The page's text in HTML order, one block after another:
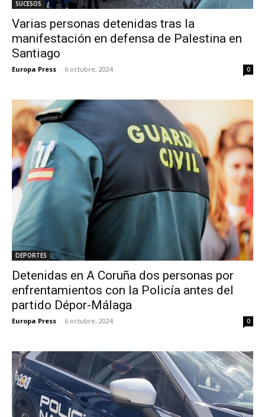
SUCESOS
Varias personas detenidas tras la
manifestación en defensa de Palestina en
Santiago
Europa Press - 6 octubre, 2024 0
DEPORTES
Detenidas en A Coruña dos personas por
enfrentamientos con la Policía antes del
partido Dépor-Málaga
Europa Press - 6 octubre, 2024 0